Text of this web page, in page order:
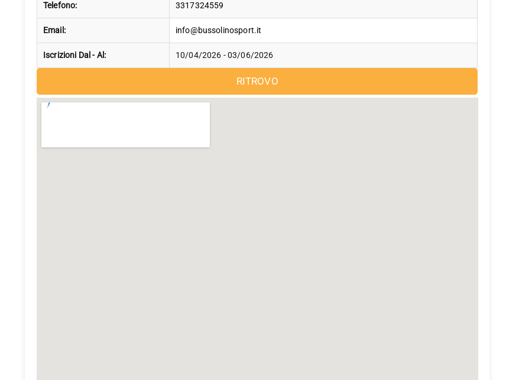
Telefono: 3317324559
Email: info@bussolinosport.it
Iscrizioni Dal - Al: 10/04/2026 - 03/06/2026
RITROVO